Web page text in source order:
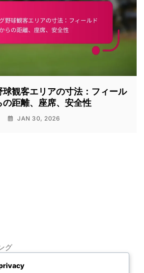
球観客エリアの寸法：フィール
の距離、座席、安全性
JAN 30, 2026
グ